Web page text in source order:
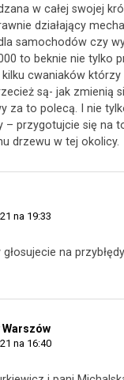
w całej swojej
działający
samochodów czy
to beknie nie tylko
cwaniaków
są- jak zmienią
za to polecą. I nie
– przygotujcie się na
drzewu w tej okolicy.
na 19:33
głosujecie na
na 16:40